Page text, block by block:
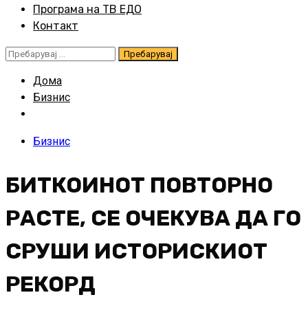
Програма на ТВ ЕДО
Контакт
Пребарувај
Дома
Бизнис
Бизнис
БИТКОИНОТ ПОВТОРНО
РАСТЕ, СЕ ОЧЕКУВА ДА ГО
СРУШИ ИСТОРИСКИОТ
РЕКОРД